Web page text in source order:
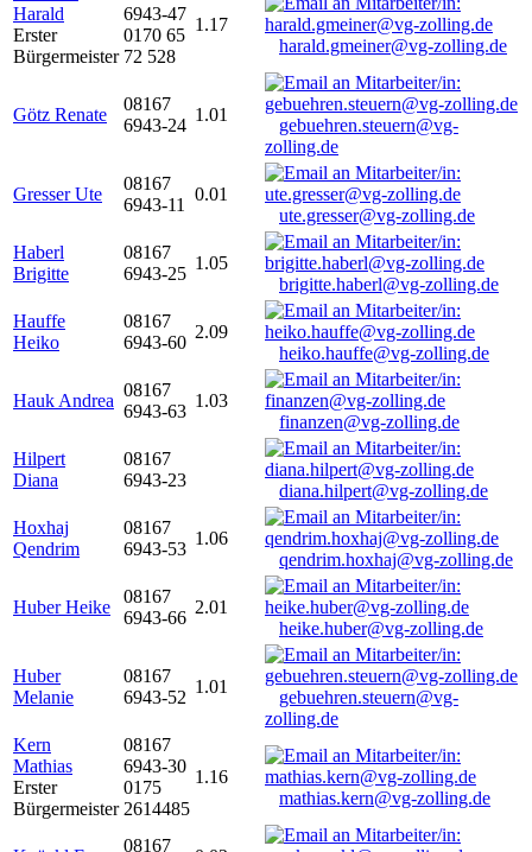
Harald
Erster
Bürgermeister
6943-47
0170 65
72 528
1.17
harald.gmeiner@vg-zolling.de
Götz Renate
08167
6943-24
1.01
gebuehren.steuern@vg-
zolling.de
Gresser Ute
08167
6943-11
0.01
ute.gresser@vg-zolling.de
Haberl
Brigitte
08167
6943-25
1.05
brigitte.haberl@vg-zolling.de
Hauffe
Heiko
08167
6943-60
2.09
heiko.hauffe@vg-zolling.de
Hauk Andrea
08167
6943-63
1.03
finanzen@vg-zolling.de
Hilpert
Diana
08167
6943-23
diana.hilpert@vg-zolling.de
Hoxhaj
Qendrim
08167
6943-53
1.06
qendrim.hoxhaj@vg-zolling.de
Huber Heike
08167
6943-66
2.01
heike.huber@vg-zolling.de
Huber
Melanie
08167
6943-52
1.01
gebuehren.steuern@vg-
zolling.de
Kern
Mathias
Erster
Bürgermeister
08167
6943-30
0175
2614485
1.16
mathias.kern@vg-zolling.de
08167